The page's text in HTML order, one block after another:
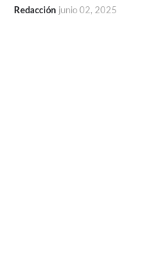
Redacción junio 02, 2025